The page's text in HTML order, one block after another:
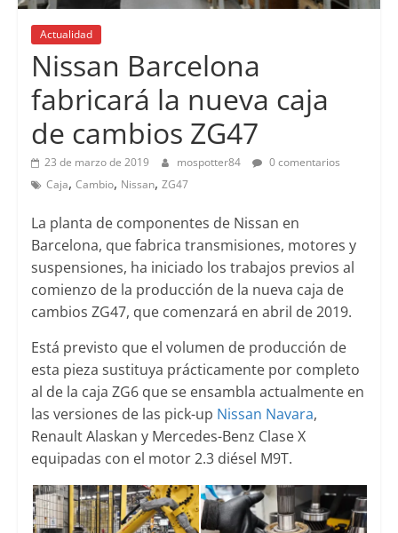
Actualidad
Nissan Barcelona
fabricará la nueva caja
de cambios ZG47
23 de marzo de 2019 mospotter84
0 comentarios
Caja, Cambio, Nissan, ZG47
La planta de componentes de Nissan en
Barcelona, que fabrica transmisiones, motores y
suspensiones, ha iniciado los trabajos previos al
comienzo de la producción de la nueva caja de
cambios ZG47, que comenzará en abril de 2019.
Está previsto que el volumen de producción de
esta pieza sustituya prácticamente por completo
al de la caja ZG6 que se ensambla actualmente en
las versiones de las pick-up Nissan Navara,
Renault Alaskan y Mercedes-Benz Clase X
equipadas con el motor 2.3 diésel M9T.